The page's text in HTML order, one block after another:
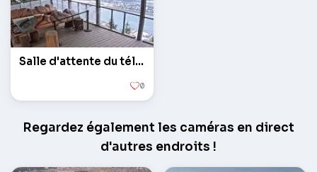
Salle d'attente du téléphérique Juno
0
Regardez également les caméras en direct
d'autres endroits !